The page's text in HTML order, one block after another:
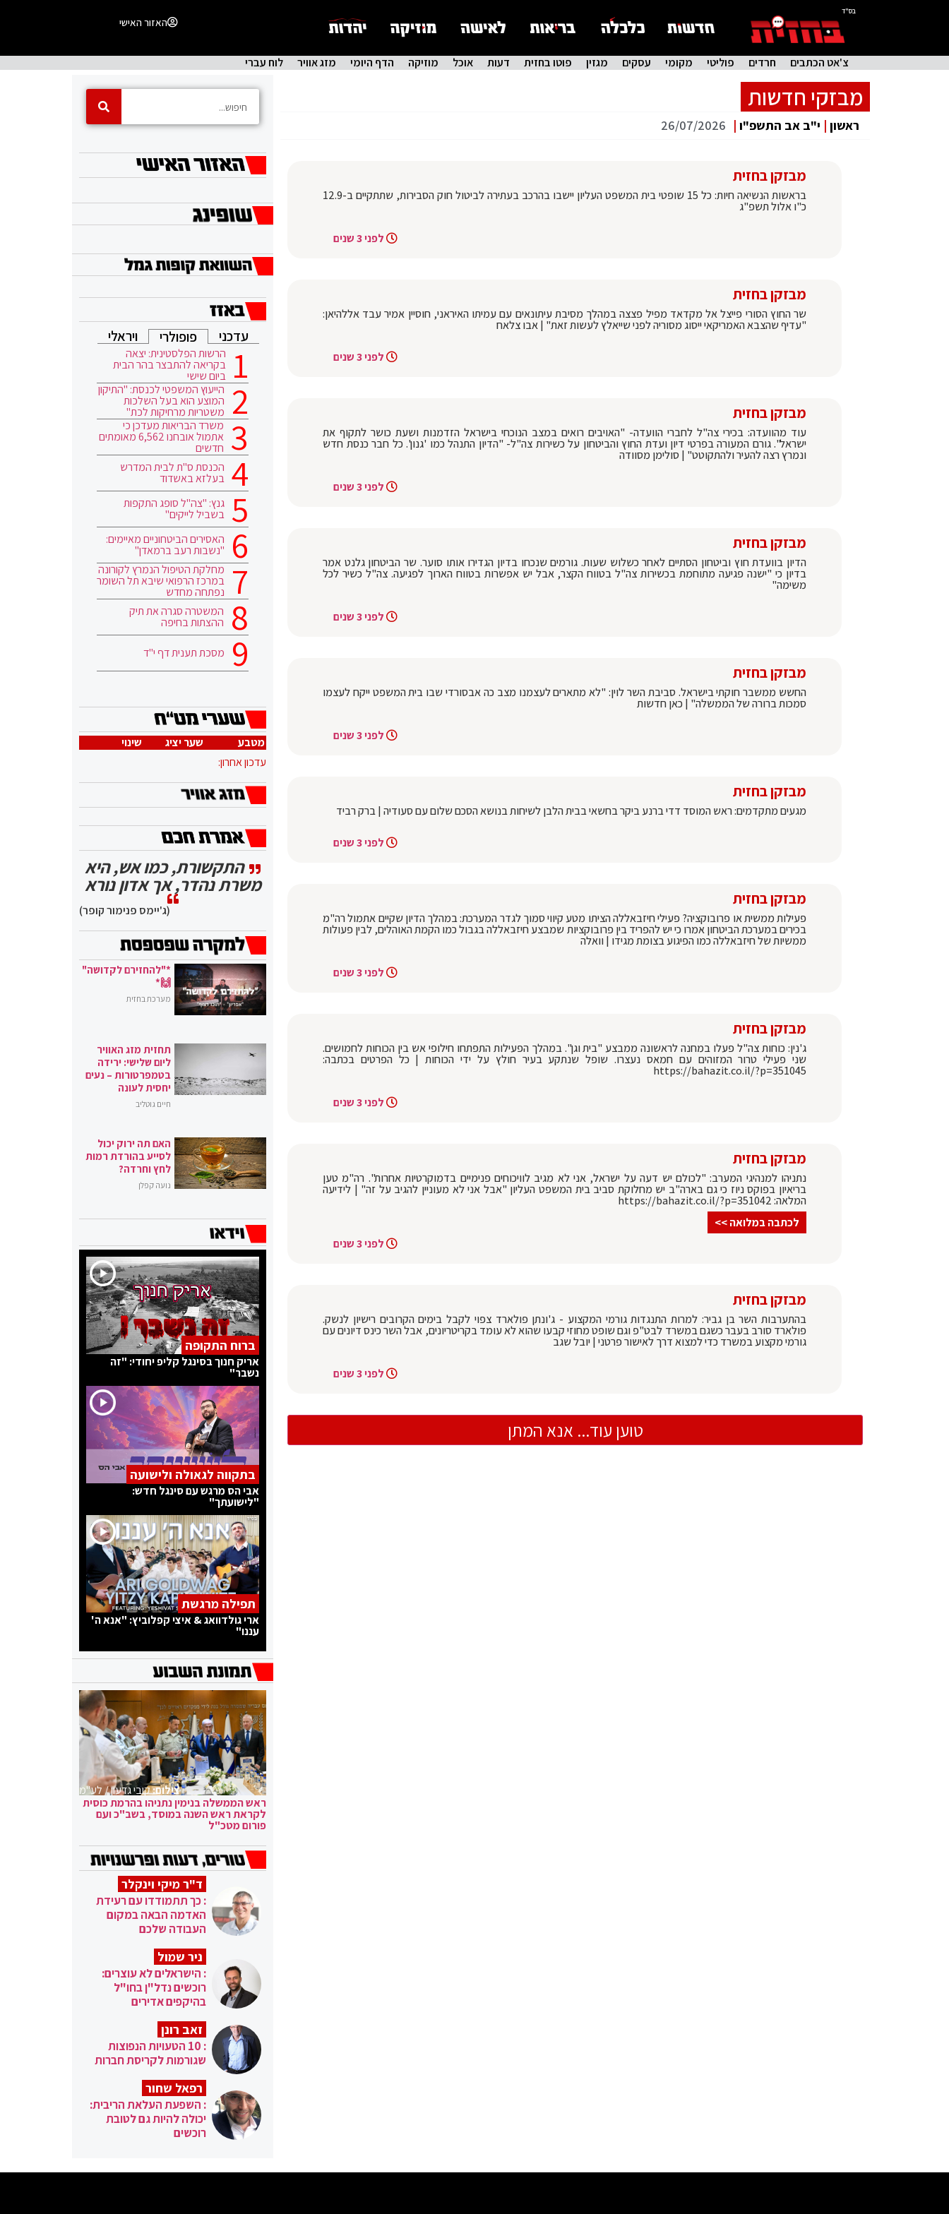
בס"ד
האזור האישי
צ'אט הכתבים חרדים פוליטי מקומי עסקים מגזין פוטו בחזית דעות אוכל מוזיקה הדף היומי מזג אוויר לוח עברי
מבזקי חדשות
ראשון | י"ב אב התשפ"ו |
26/07/2026
מבזקן בחזית
בראשות הנשיאה חיות: כל 15 שופטי בית המשפט העליון יישבו בהרכב בעתירה לביטול חוק הסבירות, שתתקיים ב-12.9
כ"ו אלול תשפ"ג
לפני 3 שנים
מבזקן בחזית
שר החוץ הסורי פייצל אל מקדאד מפיל פצצה במהלך מסיבת עיתונאים עם עמיתו האיראני, חוסיין אמיר עבד אללהיאן:
"עדיף שהצבא האמריקאי ייסוג מסוריה לפני שייאלץ לעשות זאת" | אבו צלאח
לפני 3 שנים
מבזקן בחזית
עוד מהוועדה: בכירי צה"ל לחברי הוועדה- "האויבים רואים במצב הנוכחי בישראל הזדמנות ושעת כושר לתקוף את
ישראל". גורם המעורה בפרטי דיון ועדת החוץ והביטחון על כשירות צה"ל- "הדיון התנהל כמו 'גנון'. כל חבר כנסת חדש
ונמרץ רצה להעיר ולהתקוטט" | סולימן מסוודה
לפני 3 שנים
מבזקן בחזית
הדיון בוועדת חוץ וביטחון הסתיים לאחר כשלוש שעות. גורמים שנכחו בדיון הגדירו אותו סוער. שר הביטחון גלנט אמר
בדיון כי "ישנה פגיעה מתוחמת בכשירות צה"ל בטווח הקצר, אבל יש אפשרות בטווח הארוך לפגיעה. צה"ל כשיר לכל
משימה"
לפני 3 שנים
מבזקן בחזית
החשש ממשבר חוקתי בישראל. סביבת השר לוין: "לא מתארים לעצמנו מצב כה אבסורדי שבו בית המשפט ייקח לעצמו
סמכות ברורה של הממשלה" | כאן חדשות
לפני 3 שנים
מבזקן בחזית
מגעים מתקדמים: ראש המוסד דדי ברנע ביקר בחשאי בבית הלבן לשיחות בנושא הסכם שלום עם סעודיה | ברק רביד
לפני 3 שנים
מבזקן בחזית
פעילות ממשית או פרובוקציה? פעילי חיזבאללה הציתו מטע קיווי סמוך לגדר המערכת: במהלך הדיון שקיים אתמול רה"מ
בכירים במערכת הביטחון אמרו כי יש להפריד בין פרובוקציות שמבצע חיזבאללה בגבול כמו הקמת האוהלים, לבין פעולות
ממשיות של חיזבאללה כמו הפיגוע בצומת מגידו | וואלה
לפני 3 שנים
מבזקן בחזית
ג'נין: כוחות צה"ל פעלו במחנה לראשונה ממבצע "בית וגן". במהלך הפעילות התפתחו חילופי אש בין הכוחות לחמושים.
שני פעילי טרור המזוהים עם חמאס נעצרו. שופל שנתקע בעיר חולץ על ידי הכוחות | כל הפרטים בכתבה:
https://bahazit.co.il/?p=351045
לפני 3 שנים
מבזקן בחזית
נתניהו למנהיגי המערב: "לכולם יש דעה על ישראל, אני לא מגיב לוויכוחים פנימיים בדמוקרטיות אחרות". רה"מ טען
בריאיון בפוקס ניוז כי גם בארה"ב יש מחלוקת סביב בית המשפט העליון "אבל אני לא מעוניין להגיב על זה" | לידיעה
המלאה: https://bahazit.co.il/?p=351042
לכתבה במלואה >>
לפני 3 שנים
מבזקן בחזית
בהתערבות השר בן גביר: למרות התנגדות גורמי המקצוע - ג'ונתן פולארד צפוי לקבל בימים הקרובים רישיון לנשק.
פולארד סורב בעבר כשגם במשרד לבט"פ וגם שופט מחוזי קבעו שהוא לא עומד בקריטריונים, אבל השר כינס דיונים עם
גורמי מקצוע במשרד כדי למצוא דרך לאישור פרטני | יובל שגב
לפני 3 שנים
טוען עוד... אנא המתן
עדכני פופולרי ויראלי
הרשות הפלסטינית: יצאה
בקריאה להתבצר בהר הבית
ביום שישי
הייעוץ המשפטי לכנסת: "התיקון
המוצע הוא בעל השלכות
משטריות מרחיקות לכת"
משרד הבריאות מעדכן כי
אתמול אובחנו 6,562 מאומתים
חדשים
הכנסת ס"ת לבית המדרש
בעלזא באשדוד
גנץ: "צה"ל סופג התקפות
בשביל לייקים"
האסירים הביטחוניים מאיימים:
"נשבות רעב ברמאדן"
מחלקת הטיפול הנמרץ לקורונה
במרכז הרפואי שיבא תל השומר
נפתחה מחדש
המשטרה סגרה את תיק
ההצתות בחיפה
מסכת תענית דף י"ד
מטבע שער יציג
שינוי
עדכון אחרון:
התקשורת, כמו אש, היא
משרת נהדר, אך אדון נורא
(ג'יימס פנימור קופר)
*"להחזירם לקדושה"
🙌*
מערכת בחזית
תחזית מזג האוויר
ליום שלישי: ירידה
בטמפרטורות – נעים
יחסית לעונה
חיים גוטליב
האם תה ירוק יכול
לסייע בהורדת רמות
לחץ וחרדה?
נועה קפלן
ברוח התקופה
אריק חנוך בסינגל קליפ יחודי: "זה
נשבר"
בתקווה לגאולה ולישועה
אבי הס מרגש עם סינגל חדש:
"לישועתך"
תפילה מרגשת
ארי גולדוואג & איצי קפלוביץ: "אנא ה'
עננו"
צילום:קובי גדעון / לע"מ
ראש הממשלה בנימין נתניהו בהרמת כוסית
לקראת ראש השנה במוסד, בשב"כ ועם
פורום מטכ"ל
ד"ר מיקי וינקלר
: כך תתמודדו עם רעידת
האדמה הבאה במקום
העבודה שלכם
ניר שמול
: הישראלים לא עוצרים:
רוכשים נדל"ן בחו"ל
בהיקפים אדירים
זאב רונן
: 10 הטעויות הנפוצות
שגורמות לקריסת חברות
רפאל שחור
: השפעת העלאת הריבית:
יכולה להיות גם לטובת
רוכשים